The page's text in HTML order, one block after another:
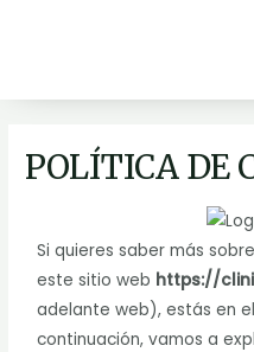
POLÍTICA DE
Si quieres saber más
este sitio web https://
adelante web), estás en
continuación, vamos a